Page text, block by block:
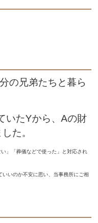
の兄弟たちと暮ら
いたYから、Aの財
た。
」「葬儀などで使った」と対応され
いのか不安に思い、当事務所にご相